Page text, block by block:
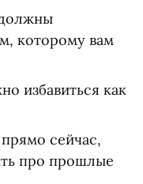
которому вам
избавиться как
сейчас,
про прошлые